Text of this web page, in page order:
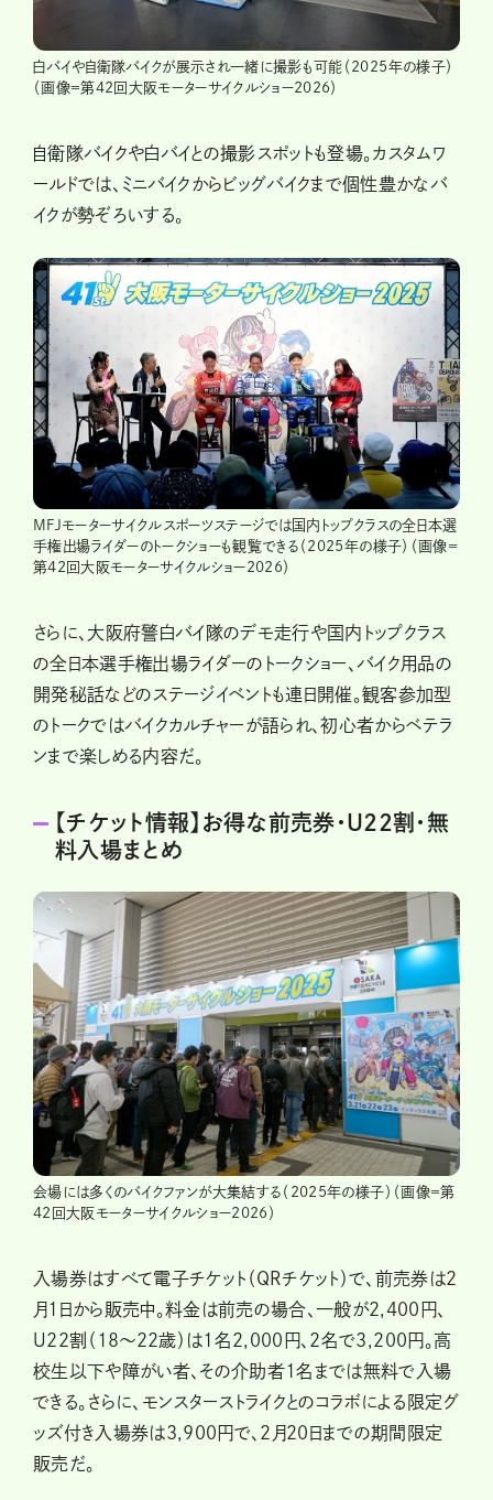
白バイや自衛隊バイクが展示され一緒に撮影も可能（2025年の様子）
（画像＝第42回大阪モーターサイクルショー2026）
自衛隊バイクや白バイとの撮影スポットも登場。カスタムワ
ールドでは、ミニバイクからビッグバイクまで個性豊かなバ
イクが勢ぞろいする。
MFJモーターサイクルスポーツステージでは国内トップクラスの全日本選
手権出場ライダーのトークショーも観覧できる（2025年の様子）（画像＝
第42回大阪モーターサイクルショー2026）
さらに、大阪府警白バイ隊のデモ走行や国内トップクラス
の全日本選手権出場ライダーのトークショー、バイク用品の
開発秘話などのステージイベントも連日開催。観客参加型
のトークではバイクカルチャーが語られ、初心者からベテラ
ンまで楽しめる内容だ。
【チケット情報】お得な前売券・U22割・無
料入場まとめ
会場には多くのバイクファンが大集結する（2025年の様子）（画像＝第
42回大阪モーターサイクルショー2026）
入場券はすべて電子チケット（QRチケット）で、前売券は2
月1日から販売中。料金は前売の場合、一般が2,400円、
U22割（18～22歳）は1名2,000円、2名で3,200円。高
校生以下や障がい者、その介助者1名までは無料で入場
できる。さらに、モンスターストライクとのコラボによる限定グ
ッズ付き入場券は3,900円で、2月20日までの期間限定
販売だ。